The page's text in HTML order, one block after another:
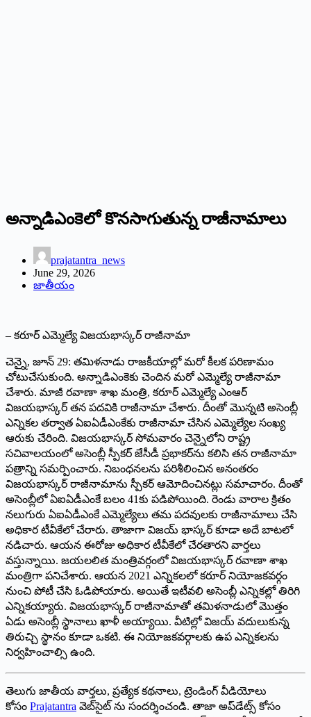
అన్నాడిఎంకెలో కొనసాగుతున్న రాజీనామాలు
prajatantra_news
June 29, 2026
జాతీయం
– కరూర్‌ ఎమ్మెల్యే విజయభాస్కర్‌ ‌రాజీనామా
చెన్నై, జూన్‌ 29: ‌తమిళనాడు రాజకీయాల్లో మరో కీలక పరిణామం
చోటుచేసుకుంది. అన్నాడిఎంకెకు చెందిన మరో ఎమ్మెల్యే రాజీనామా
చేశారు. మాజీ రవాణా శాఖ మంత్రి, కరూర్‌ ఎమ్మెల్యే ఎంఆర్‌
‌విజయభాస్కర్‌ ‌తన పదవికి రాజీనామా చేశారు. దీంతో మొన్నటి అసెంబ్లీ
ఎన్నికల తర్వాత ఏఐఏడీఎంకేకు రాజీనామా చేసిన ఎమ్మెల్యేల సంఖ్య
ఆరుకు చేరింది. విజయభాస్కర్‌ ‌సోమవారం చెన్నైలోని రాష్ట్ర
సచివాలయంలో అసెంబ్లీ స్పీకర్‌ ‌జేసీడీ ప్రభాకర్‌ను కలిసి తన రాజీనామా
పత్రాన్ని సమర్పించారు. నిబంధనలను పరిశీలించిన అనంతరం
విజయభాస్కర్‌ ‌రాజీనామాను స్పీకర్‌ ఆమోదించినట్లు సమాచారం. దీంతో
అసెంబ్లీలో ఏఐఏడీఎంకే బలం 41కు పడిపోయింది. రెండు వారాల క్రితం
నలుగురు ఏఐఏడీఎంకే ఎమ్మెల్యేలు తమ పదవులకు రాజీనామాలు చేసి
అధికార టీవీకేలో చేరారు. తాజాగా విజయ్‌ ‌భాస్కర్‌ ‌కూడా అదే బాటలో
నడిచారు. ఆయన ఈరోజు అధికార టీవీకేలో చేరతారని వార్తలు
వస్తున్నాయి. జ‌యలలిత మంత్రివర్గంలో విజయభాస్కర్‌ ‌రవాణా శాఖ
మంత్రిగా పనిచేశారు. ఆయన 2021 ఎన్నికలలో కరూర్‌ ‌నియోజకవర్గం
నుంచి పోటీ చేసి ఓడిపోయారు. అయితే ఇటీవలి అసెంబ్లీ ఎన్నికల్లో తిరిగి
ఎన్నికయ్యారు. విజయభాస్కర్‌ ‌రాజీనామాతో తమిళనాడులో మొత్తం
ఏడు అసెంబ్లీ స్థానాలు ఖాళీ అయ్యాయి. వీటిల్లో విజయ్‌ ‌వదులుకున్న
తిరుచ్చి స్థానం కూడా ఒకటి. ఈ నియోజకవర్గాలకు ఉప ఎన్నికలను
నిర్వహించాల్సి ఉంది.
తెలుగు జాతీయ వార్తలు, ప్రత్యేక కథనాలు, ట్రెండింగ్ వీడియోలు
కోసం Prajatantra వెబ్‌సైట్ ను సందర్శించండి. తాజా అప్‌డేట్స్ కోసం